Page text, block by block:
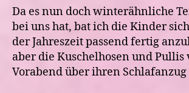
Da es nun doch winterähnliche
bei uns hat, bat ich die Kinder
der Jahreszeit passend fertig
aber die Kuschelhosen und Pullis
Vorabend über ihren Schlafanzug